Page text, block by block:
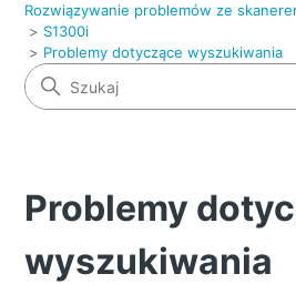
Rozwiązywanie problemów ze
S1300i
Problemy dotyczące wyszukiwania
Problemy
wyszukiwania